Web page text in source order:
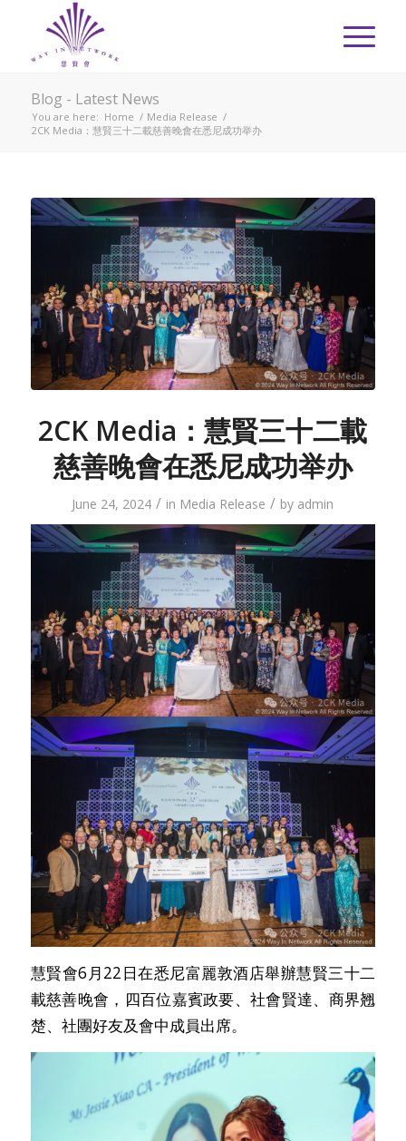
Blog - Latest News
You are here: Home / Media Release /
2CK Media：慧賢三十二載慈善晚會在悉尼成功举办
2CK Media：慧賢三十二載
慈善晚會在悉尼成功举办
June 24, 2024 / in Media Release / by admin
慧賢會6月22日在悉尼富麗敦酒店舉辦慧賢三十二
載慈善晚會，四百位嘉賓政要、社會賢達、商界翘
楚、社團好友及會中成員出席。